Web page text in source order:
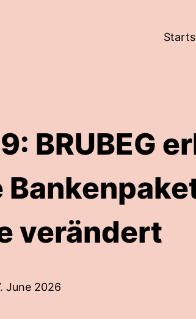
BRUBEG
verändert
June 2026